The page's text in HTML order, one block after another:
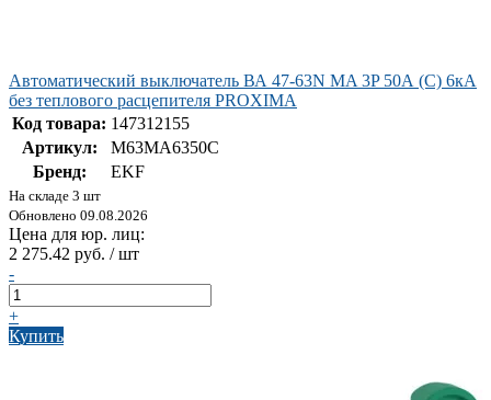
Автоматический выключатель ВА 47-63N MA 3P 50А (C) 6кА
без теплового расцепителя PROXIMA
Код товара: 147312155
Артикул:
M63MA6350C
Бренд:
EKF
На складе 3 шт
Обновлено 09.08.2026
Цена для юр. лиц:
2 275.42 руб. / шт
-
+
Купить